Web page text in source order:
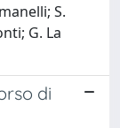
S.
G. La
di